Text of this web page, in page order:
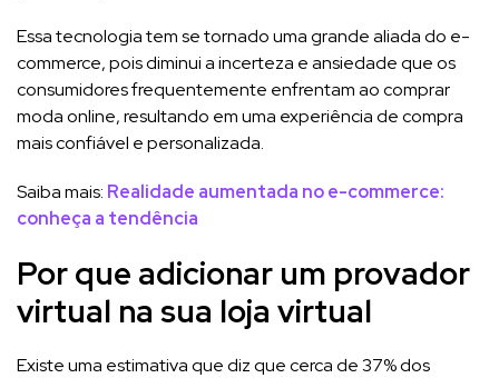
Essa tecnologia tem se tornado uma grande aliada do e-
commerce, pois diminui a incerteza e ansiedade que os
consumidores frequentemente enfrentam ao comprar
moda online, resultando em uma experiência de compra
mais confiável e personalizada.
Saiba mais: Realidade aumentada no e-commerce:
conheça a tendência
Por que adicionar um provador
virtual na sua loja virtual
Existe uma estimativa que diz que cerca de 37% dos